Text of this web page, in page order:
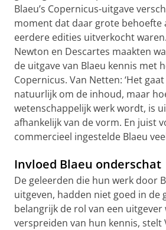
Blaeu’s Copernicus-uitgave
moment dat daar grote behoefte
eerdere edities uitverkocht
Newton en Descartes maakten
de uitgave van Blaeu kennis met
Copernicus. Van Netten: ‘Het
natuurlijk om de inhoud, maar
wetenschappelijk werk wordt, is
afhankelijk van de vorm. En juist
commercieel ingestelde Blaeu
Invloed Blaeu onderschat
De geleerden die hun werk door
uitgeven, hadden niet goed in de
belangrijk de rol van een uitgever
verspreiden van hun kennis, stelt